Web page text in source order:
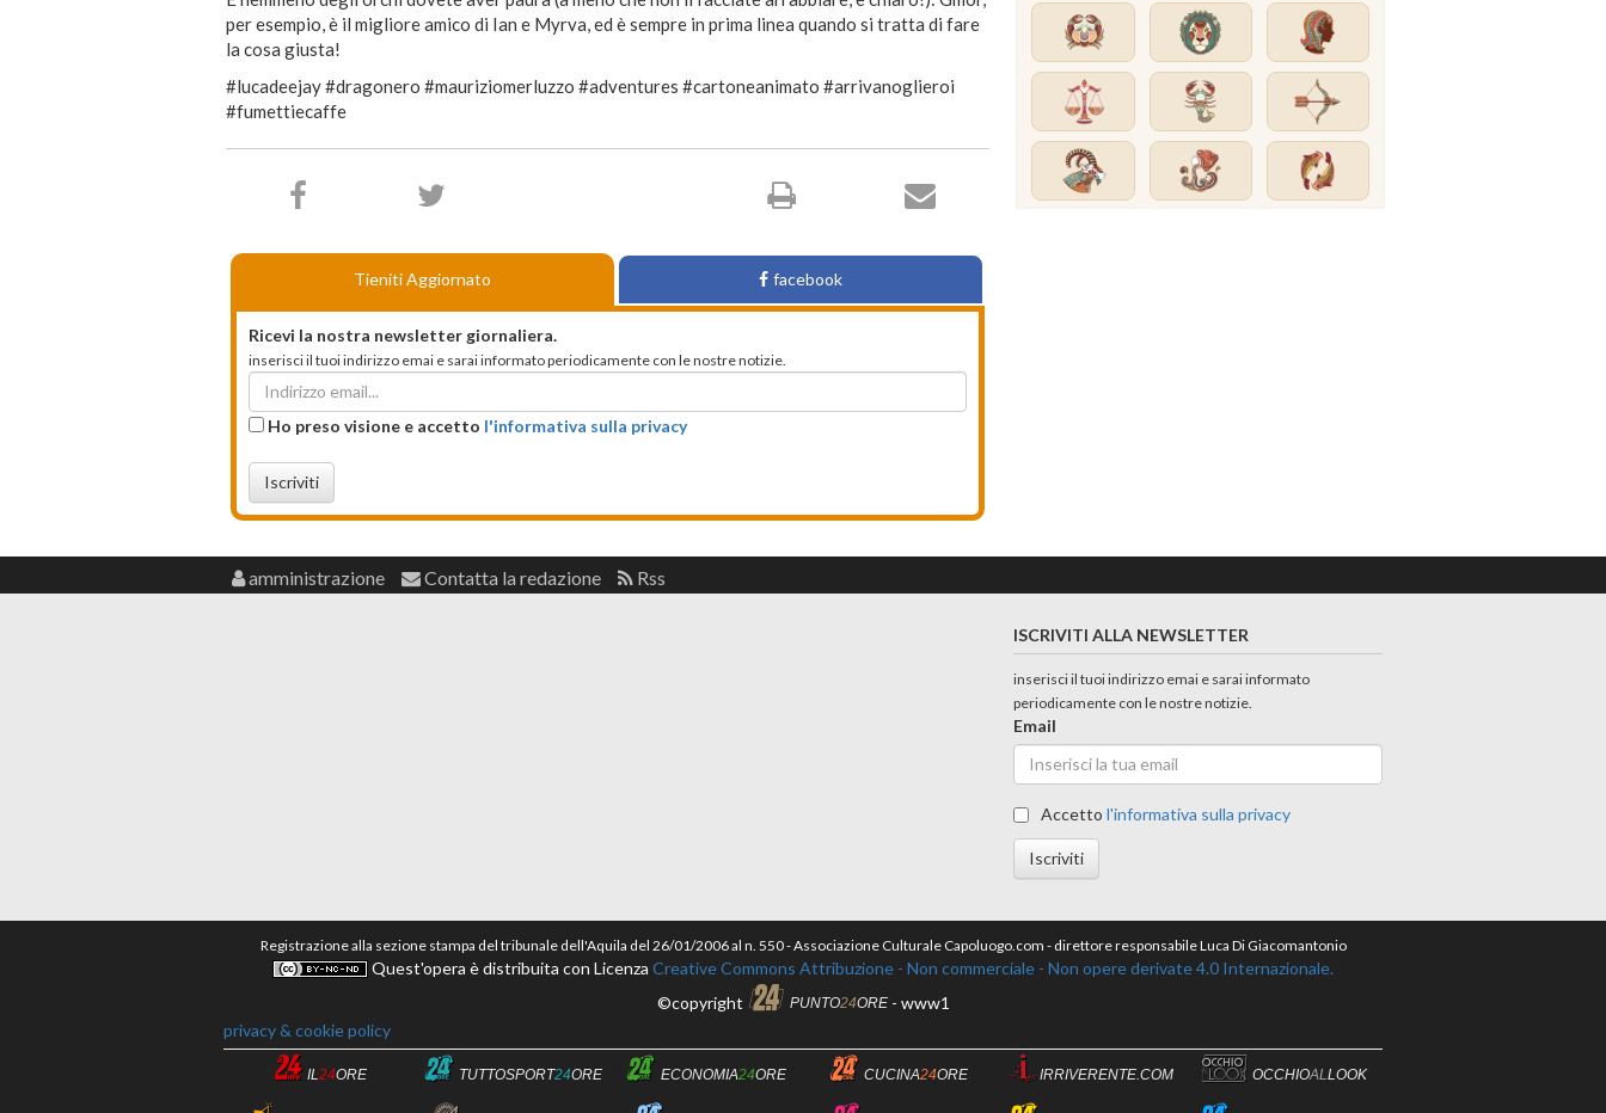
per esempio, è il migliore amico di Ian e Myrva, ed è sempre in prima linea quando si tratta di fare
la cosa giusta!
#lucadeejay #dragonero #mauriziomerluzzo #adventures #cartoneanimato #arrivanoglieroi
#fumettiecaffe
Tieniti Aggiornato facebook
Ricevi la nostra newsletter giornaliera.
inserisci il tuoi indirizzo emai e sarai informato periodicamente con le nostre notizie.
Ho preso visione e accetto l'informativa sulla privacy
Iscriviti
amministrazione Contatta la redazione Rss
ISCRIVITI ALLA NEWSLETTER
inserisci il tuoi indirizzo emai e sarai informato
periodicamente con le nostre notizie.
Email
Accettol'informativa sulla privacy
Iscriviti
Registrazione alla sezione stampa del tribunale dell'Aquila del 26/01/2006 al n. 550 - Associazione Culturale Capoluogo.com - direttore responsabile Luca Di Giacomantonio
Quest'opera è distribuita con Licenza Creative Commons Attribuzione - Non commerciale - Non opere derivate 4.0 Internazionale.
©copyright
PUNTO24ORE- www1
privacy & cookie policy
IL24ORE TUTTOSPORT24ORE ECONOMIA24ORE CUCINA24ORE IRRIVERENTE.COM OCCHIOALLOOK